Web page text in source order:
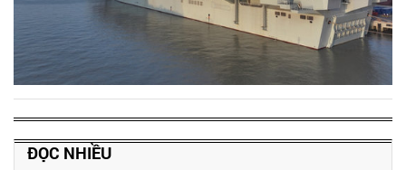
ĐỌC NHIỀU